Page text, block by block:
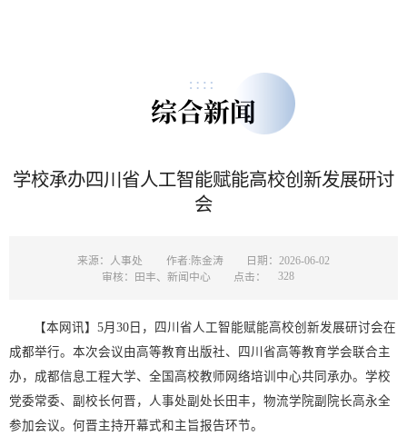
综合新闻
学校承办四川省人工智能赋能高校创新发展研讨
会
来源：人事处 作者:陈金涛
日期：2026-06-02
审核：田丰、新闻中心
点击： 328
【本网讯】5月30日，四川省人工智能赋能高校创新发展研讨会在
成都举行。本次会议由高等教育出版社、四川省高等教育学会联合主
办，成都信息工程大学、全国高校教师网络培训中心共同承办。学校
党委常委、副校长何晋，人事处副处长田丰，物流学院副院长高永全
参加会议。何晋主持开幕式和主旨报告环节。